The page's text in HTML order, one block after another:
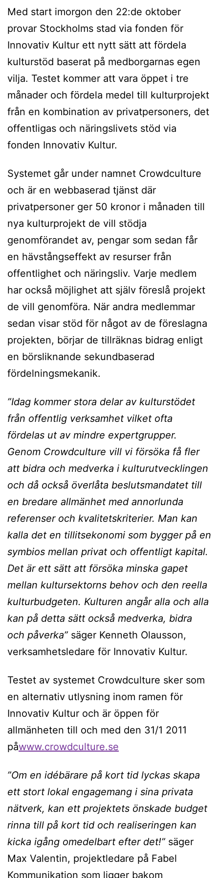
Med start imorgon den 22:de oktober
provar Stockholms stad via fonden för
Innovativ Kultur ett nytt sätt att fördela
kulturstöd baserat på medborgarnas egen
vilja. Testet kommer att vara öppet i tre
månader och fördela medel till kulturprojekt
från en kombination av privatpersoners, det
offentligas och näringslivets stöd via
fonden Innovativ Kultur.
Systemet går under namnet Crowdculture
och är en webbaserad tjänst där
privatpersoner ger 50 kronor i månaden till
nya kulturprojekt de vill stödja
genomförandet av, pengar som sedan får
en hävstångseffekt av resurser från
offentlighet och näringsliv. Varje medlem
har också möjlighet att själv föreslå projekt
de vill genomföra. När andra medlemmar
sedan visar stöd för något av de föreslagna
projekten, börjar de tillräknas bidrag enligt
en börsliknande sekundbaserad
fördelningsmekanik.
”Idag kommer stora delar av kulturstödet
från offentlig verksamhet vilket ofta
fördelas ut av mindre expertgrupper.
Genom Crowdculture vill vi försöka få fler
att bidra och medverka i kulturutvecklingen
och då också överlåta beslutsmandatet till
en bredare allmänhet med annorlunda
referenser och kvalitetskriterier. Man kan
kalla det en tillitsekonomi som bygger på en
symbios mellan privat och offentligt kapital.
Det är ett sätt att försöka minska gapet
mellan kultursektorns behov och den reella
kulturbudgeten. Kulturen angår alla och alla
kan på detta sätt också medverka, bidra
och påverka” säger Kenneth Olausson,
verksamhetsledare för Innovativ Kultur.
Testet av systemet Crowdculture sker som
en alternativ utlysning inom ramen för
Innovativ Kultur och är öppen för
allmänheten till och med den 31/1 2011
påwww.crowdculture.se
”Om en idébärare på kort tid lyckas skapa
ett stort lokal engagemang i sina privata
nätverk, kan ett projektets önskade budget
rinna till på kort tid och realiseringen kan
kicka igång omedelbart efter det!” säger
Max Valentin, projektledare på Fabel
Kommunikation som ligger bakom